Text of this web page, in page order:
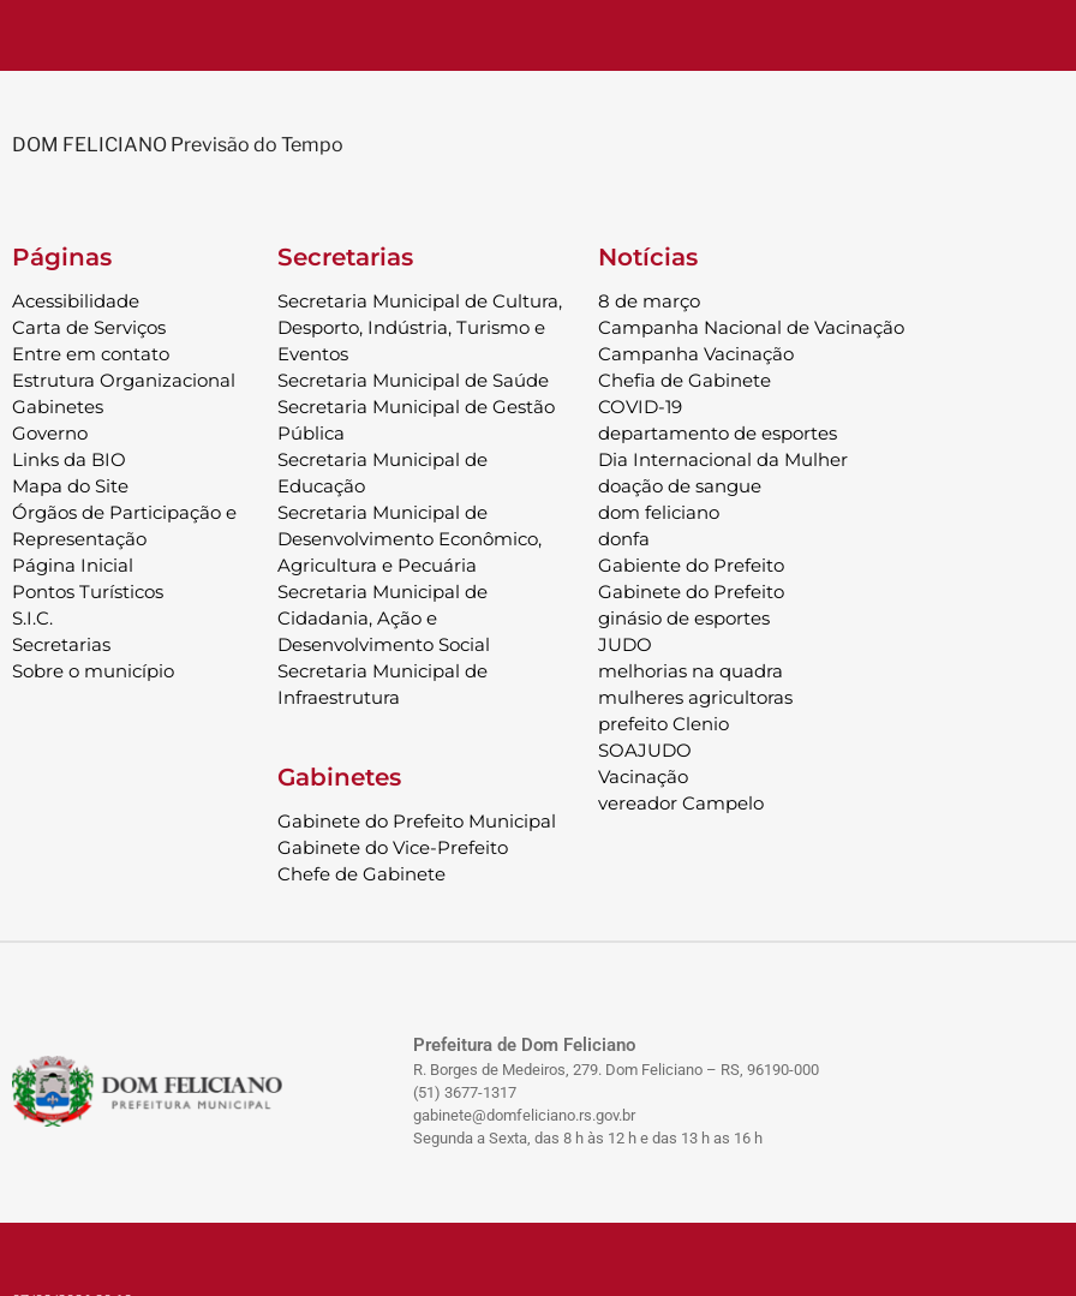
DOM FELICIANO Previsão do Tempo
Páginas
Acessibilidade
Carta de Serviços
Entre em contato
Estrutura Organizacional
Gabinetes
Governo
Links da BIO
Mapa do Site
Órgãos de Participação e
Representação
Página Inicial
Pontos Turísticos
S.I.C.
Secretarias
Sobre o município
Secretarias
Secretaria Municipal de Cultura,
Desporto, Indústria, Turismo e
Eventos
Secretaria Municipal de Saúde
Secretaria Municipal de Gestão
Pública
Secretaria Municipal de
Educação
Secretaria Municipal de
Desenvolvimento Econômico,
Agricultura e Pecuária
Secretaria Municipal de
Cidadania, Ação e
Desenvolvimento Social
Secretaria Municipal de
Infraestrutura
Gabinetes
Gabinete do Prefeito Municipal
Gabinete do Vice-Prefeito
Chefe de Gabinete
Notícias
8 de março
Campanha Nacional de Vacinação
Campanha Vacinação
Chefia de Gabinete
COVID-19
departamento de esportes
Dia Internacional da Mulher
doação de sangue
dom feliciano
donfa
Gabiente do Prefeito
Gabinete do Prefeito
ginásio de esportes
JUDO
melhorias na quadra
mulheres agricultoras
prefeito Clenio
SOAJUDO
Vacinação
vereador Campelo
Prefeitura de Dom Feliciano
R. Borges de Medeiros, 279. Dom Feliciano – RS, 96190-000
(51) 3677-1317
gabinete@domfeliciano.rs.gov.br
Segunda a Sexta, das 8 h às 12 h e das 13 h as 16 h